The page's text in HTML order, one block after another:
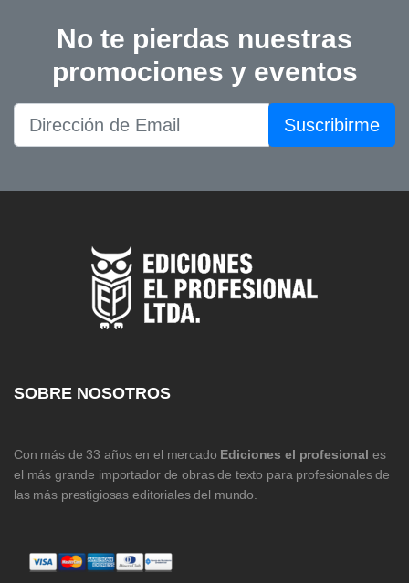
No te pierdas nuestras
promociones y eventos
Suscribirme
SOBRE NOSOTROS
Con más de 33 años en el mercado Ediciones el profesional es
el más grande importador de obras de texto para profesionales de
las más prestigiosas editoriales del mundo.